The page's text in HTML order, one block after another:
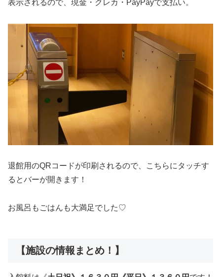
表示されるので、現金・クレカ・PayPayで支払い。
退館用のQRコードが印刷されるので、こちらにタッチす
るとバーが開きます！
お風呂もごはんも大満足でした♡
【施設の情報まとめ！】